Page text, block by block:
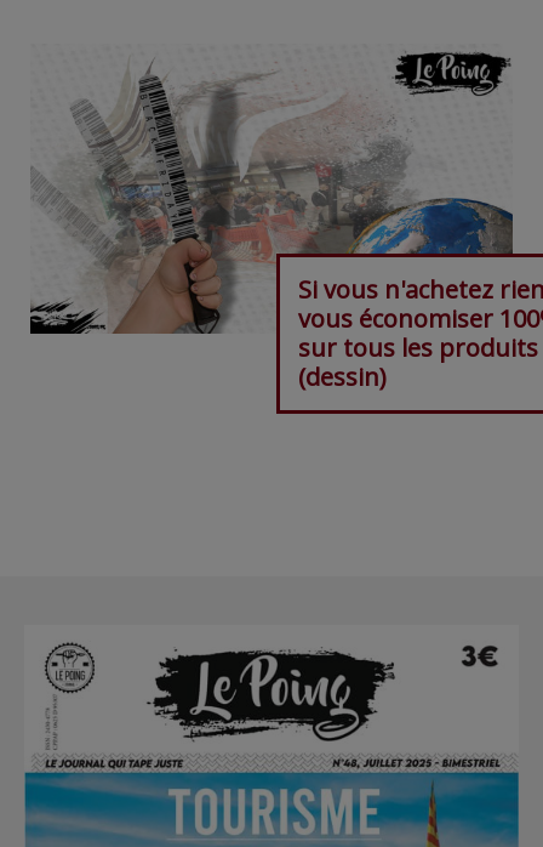
Si vous n'achetez
vous économiser
sur tous les produits
(dessin)